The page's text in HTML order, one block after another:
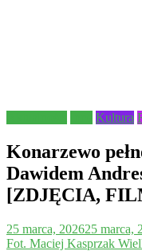
Kultura
Konarzewo
Dawidem
[ZDJĘCIA,
25 marca, 202625 marca,
Fot. Maciej Kasprzak